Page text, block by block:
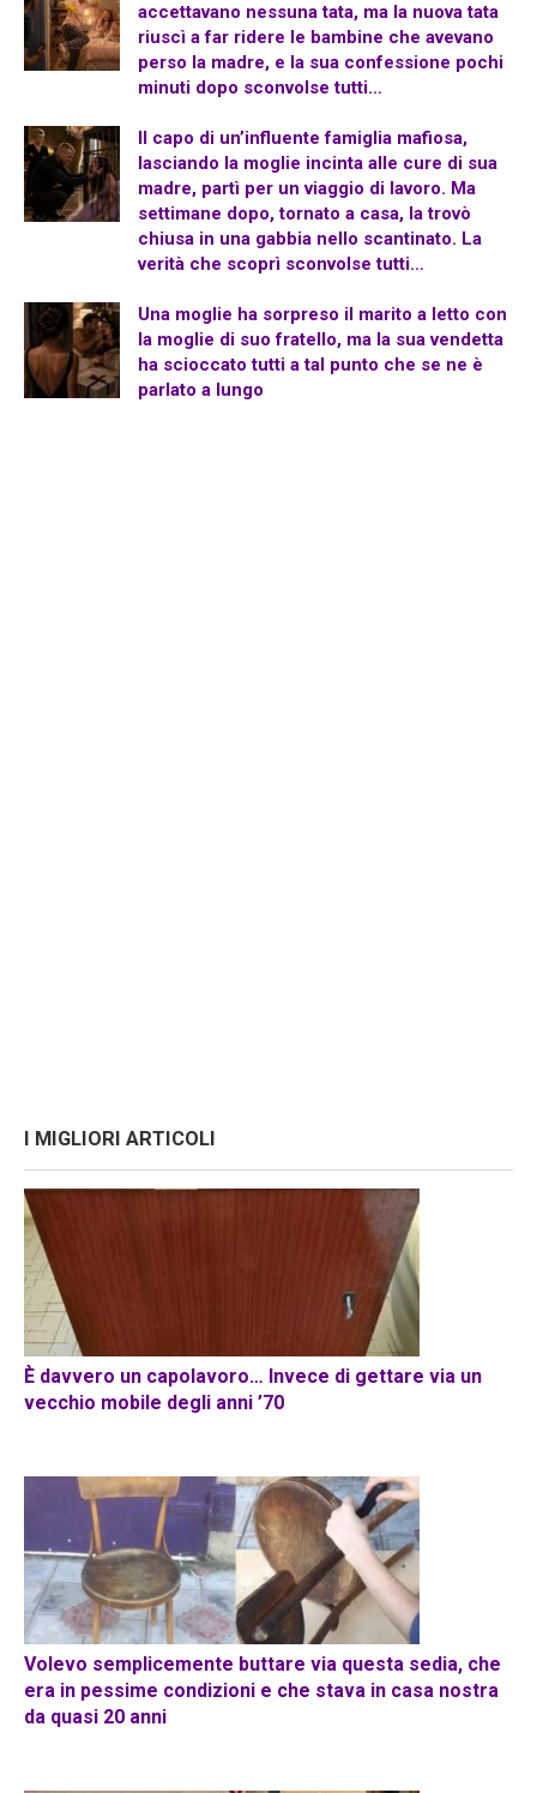
accettavano nessuna tata, ma la nuova tata
riuscì a far ridere le bambine che avevano
perso la madre, e la sua confessione pochi
minuti dopo sconvolse tutti…
Il capo di un’influente famiglia mafiosa,
lasciando la moglie incinta alle cure di sua
madre, partì per un viaggio di lavoro. Ma
settimane dopo, tornato a casa, la trovò
chiusa in una gabbia nello scantinato. La
verità che scoprì sconvolse tutti…
Una moglie ha sorpreso il marito a letto con
la moglie di suo fratello, ma la sua vendetta
ha scioccato tutti a tal punto che se ne è
parlato a lungo
I MIGLIORI ARTICOLI
È davvero un capolavoro… Invece di gettare via un
vecchio mobile degli anni ’70
Volevo semplicemente buttare via questa sedia, che
era in pessime condizioni e che stava in casa nostra
da quasi 20 anni